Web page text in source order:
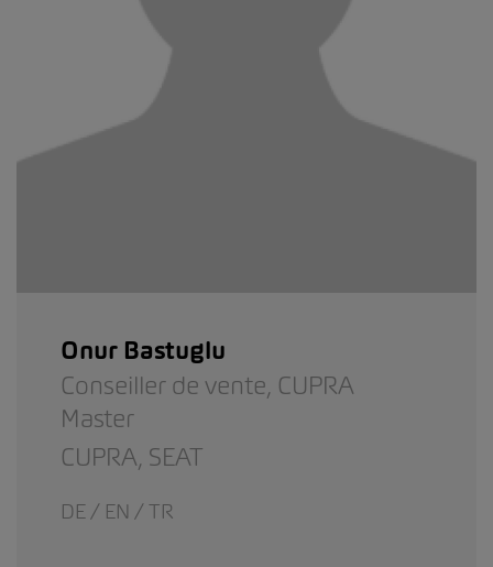
Onur Bastuglu
Conseiller de vente, CUPRA
Master
CUPRA, SEAT
DE / EN / TR